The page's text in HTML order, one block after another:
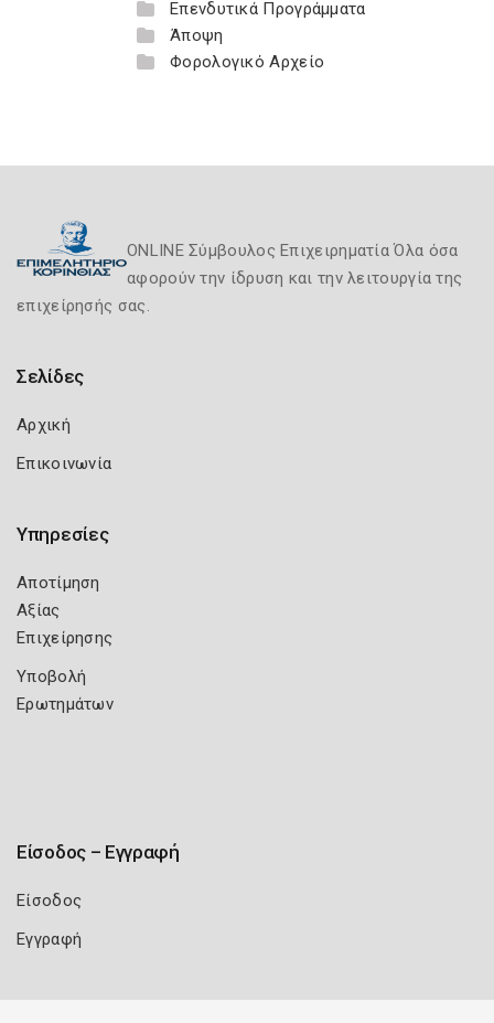
Επενδυτικά Προγράμματα
Άποψη
Φορολογικό Αρχείο
ONLINE Σύμβουλος Επιχειρηματία Όλα όσα
αφορούν την ίδρυση και την λειτουργία της
επιχείρησής σας.
Σελίδες
Αρχική
Επικοινωνία
Υπηρεσίες
Αποτίμηση
Αξίας
Επιχείρησης
Υποβολή
Ερωτημάτων
Είσοδος – Εγγραφή
Είσοδος
Εγγραφή